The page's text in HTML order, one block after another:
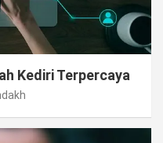
Kediri Terpercaya